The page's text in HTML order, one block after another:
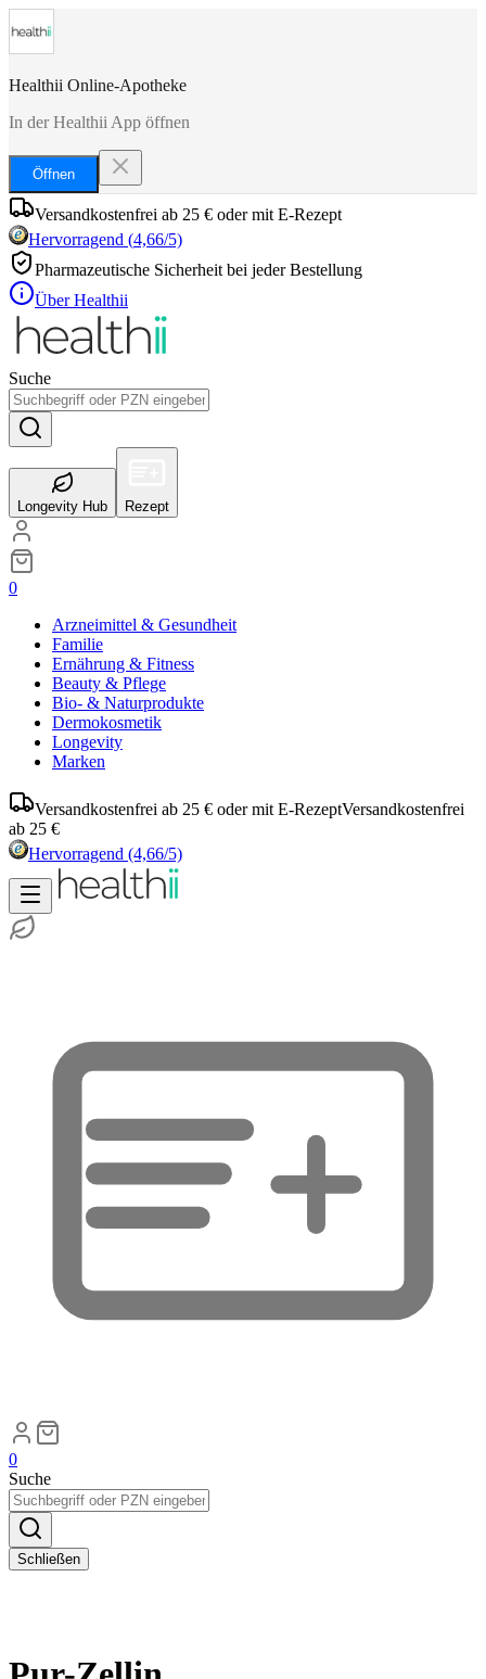
Healthii Online-Apotheke
In der Healthii App öffnen
Öffnen
Versandkostenfrei ab 25 € oder mit E-Rezept
Hervorragend (4,66/5)
Pharmazeutische Sicherheit bei jeder Bestellung
Über Healthii
Suche
Longevity Hub Rezept
0
Arzneimittel & Gesundheit
Familie
Ernährung & Fitness
Beauty & Pflege
Bio- & Naturprodukte
Dermokosmetik
Longevity
Marken
Versandkostenfrei ab 25 € oder mit E-RezeptVersandkostenfrei
ab 25 €
Hervorragend (4,66/5)
0
Suche
Schließen